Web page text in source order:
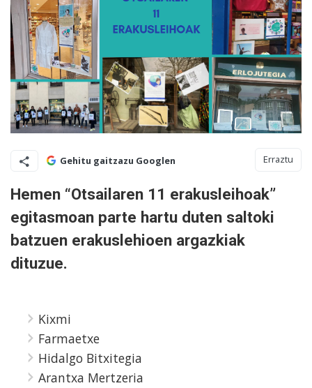
Gehitu gaitzazu Googlen Erraztu
Hemen “Otsailaren 11 erakusleihoak”
egitasmoan parte hartu duten saltoki
batzuen erakuslehioen argazkiak
dituzue.
Kixmi
Farmaetxe
Hidalgo Bitxitegia
Arantxa Mertzeria